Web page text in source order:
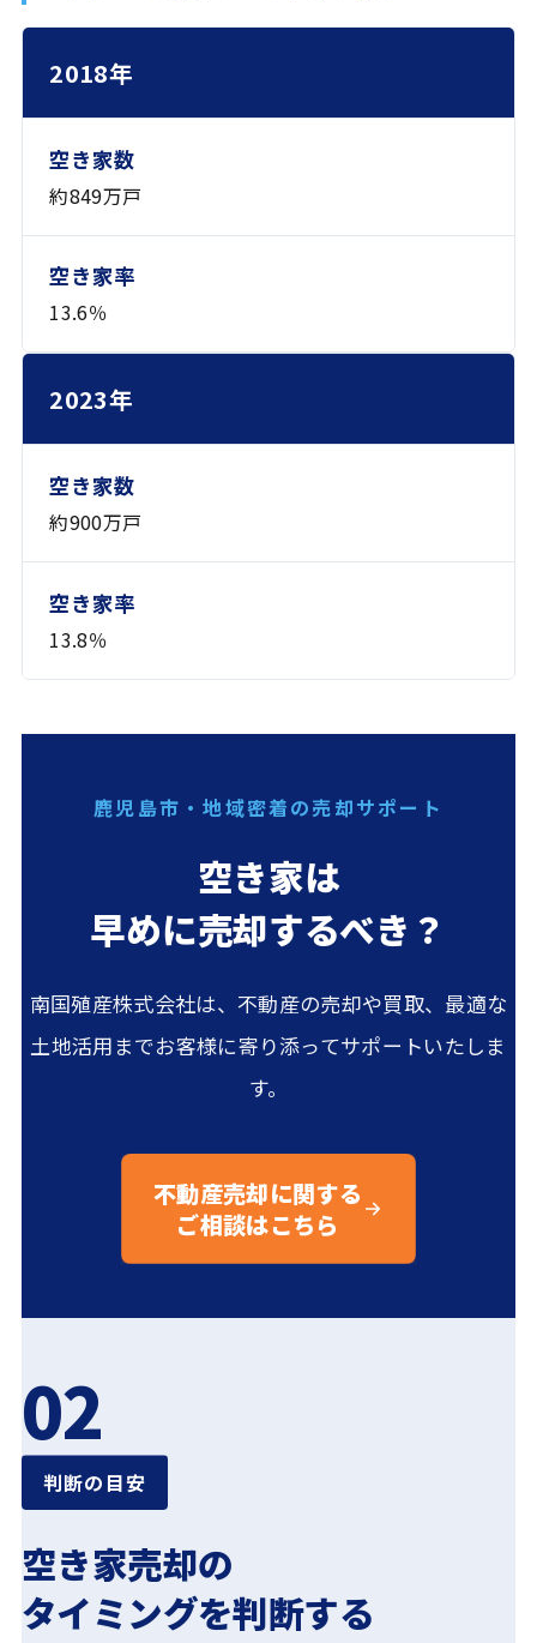
年 空き家数
2018年
約849万戸
13.6％
2023年
約900万戸
13.8％
鹿児島市・地域密着の売却サポート
空き家は
早めに売却するべき？
南国殖産株式会社は、不動産の売却や買取、最適な
土地活用までお客様に寄り添ってサポートいたしま
す。
不動産売却に関する
ご相談はこちら
02
判断の目安
空き家売却の
タイミングを判断する